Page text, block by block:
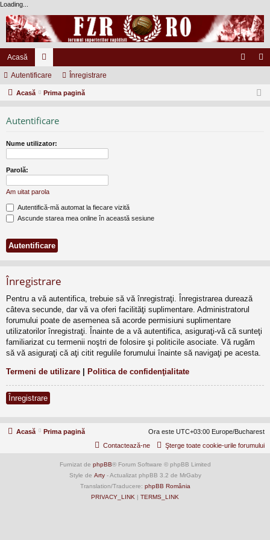
Loading...
Acasă
or
u eg
Autentificare Înregistrare
Acasă Prima pagină
Autentificare
Nume utilizator:
Parolă:
Am uitat parola
Autentifică-mă automat la fiecare vizită
Ascunde starea mea online în această sesiune
Înregistrare
Pentru a vă autentifica, trebuie să vă înregistraţi. Înregistrarea durează
câteva secunde, dar vă va oferi facilităţi suplimentare. Administratorul
forumului poate de asemenea să acorde permisiuni suplimentare
utilizatorilor înregistraţi. Înainte de a vă autentifica, asiguraţi-vă că sunteţi
familiarizat cu termenii noştri de folosire şi politicile asociate. Vă rugăm
să vă asiguraţi că aţi citit regulile forumului înainte să navigaţi pe acesta.
Termeni de utilizare Politica de confidenţialitate
Înregistrare
Acasă Prima pagină
Ora este UTC+03:00 Europe/Bucharest
Şterge toate cookie-urile forumului
Contactează-ne
Furnizat de phpBB® Forum Software © phpBB Limited
Style de Arty- Actualizat phpBB 3.2 de MrGaby
Translation/Traducere: phpBB România
PRIVACY_LINK | TERMS_LINK